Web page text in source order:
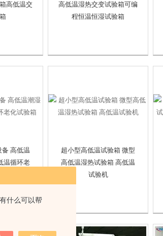
什么可以帮
高低温交
高低温湿热交变试验箱可编
程恒温恒湿试验箱
高低温
温循环老
超小型高低温试验箱 微型
高低温湿热试验箱 高低温
试验机